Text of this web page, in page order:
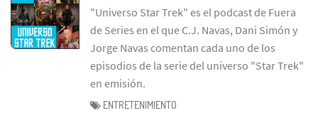
"Universo Star Trek" es el podcast de Fuera
de Series en el que C.J. Navas, Dani Simón y
Jorge Navas comentan cada uno de los
episodios de la serie del universo "Star Trek"
en emisión.
ENTRETENIMIENTO